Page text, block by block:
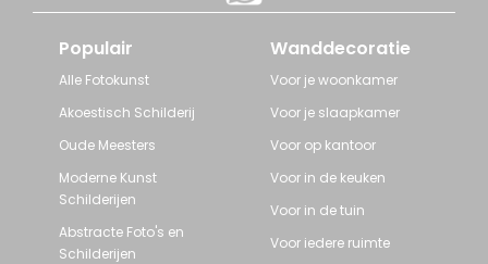
Populair
Alle Fotokunst
Akoestisch Schilderij
Oude Meesters
Moderne Kunst
Schilderijen
Abstracte Foto's en
Schilderijen
Wanddecoratie
Voor je woonkamer
Voor je slaapkamer
Voor op kantoor
Voor in de keuken
Voor in de tuin
Voor iedere ruimte